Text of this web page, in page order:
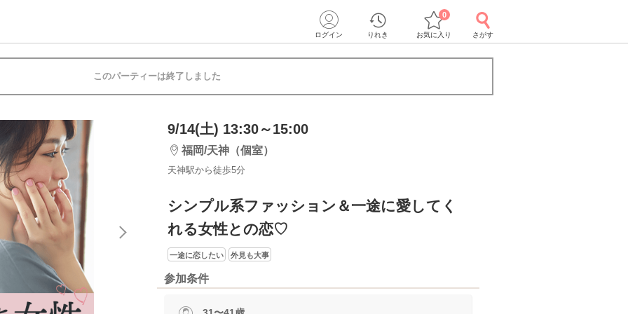
ログイン りれき お気に入り
0
さがす
このパーティーは終了しました
9/14(土) 13:30～15:00
福岡/天神（個室）
天神駅から徒歩5分
シンプル系ファッション＆一途に愛してく
れる女性との恋♡
一途に恋したい 外見も大事
参加条件